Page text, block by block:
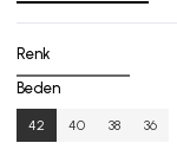
Renk
Beden
42 40 38 36